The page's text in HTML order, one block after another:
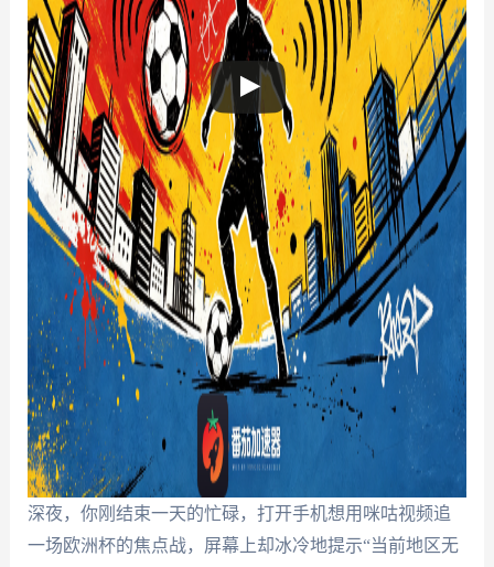
深夜，你刚结束一天的忙碌，打开手机想用咪咕视频追
一场欧洲杯的焦点战，屏幕上却冰冷地提示“当前地区无